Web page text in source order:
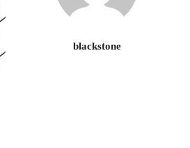
blackstone